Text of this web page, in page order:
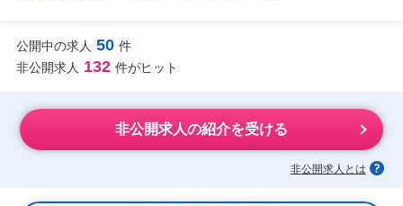
公開中の求人 50 件
非公開求人 132 件がヒット
非公開求人の紹介を受ける
非公開求人とは